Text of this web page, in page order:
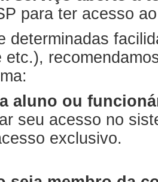
para ter acesso
determinadas
etc.),
aluno ou
seu acesso no
exclusivo.